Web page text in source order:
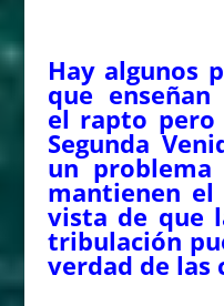
Hay algunos
que
el rapto pero
Segunda
un
mantienen
vista de que
tribulación
verdad de las